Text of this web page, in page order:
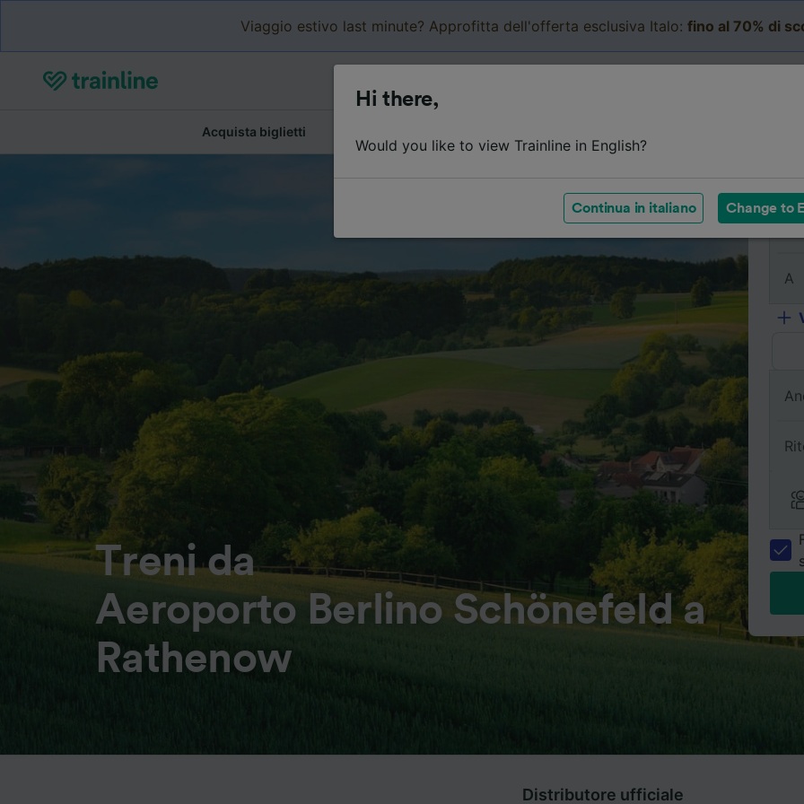
Viaggio estivo last minute? Approfitta dell'offerta esclusiva Italo: fino al 70% di
Acquista biglietti
Treni da
Aeroporto Berlino Schönefeld a
Rathenow
Da
A
Distributore ufficiale
Hi there,
Would you like to view Trainline in English?
Continua in italiano Change to